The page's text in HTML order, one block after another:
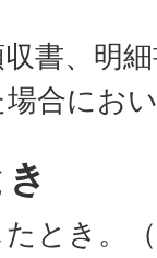
書、明
合にお
とき。